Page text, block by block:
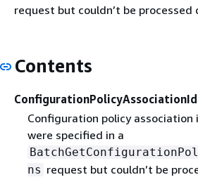
request but couldn’t be processed
Contents
Configuration policy
were specified in a
ns request but couldn’t be